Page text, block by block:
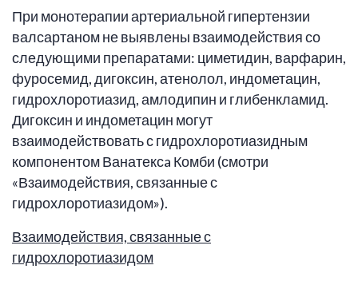
При монотерапии артериальной гипертензии
валсартаном не выявлены взаимодействия со
следующими препаратами: циметидин, варфарин,
фуросемид, дигоксин, атенолол, индометацин,
гидрохлоротиазид, амлодипин и глибенкламид.
Дигоксин и индометацин могут
взаимодействовать с гидрохлоротиазидным
компонентом Ванатексa Комби (смотри
«Взаимодействия, связанные с
гидрохлоротиазидом»).
Взаимодействия, связанные с
гидрохлоротиазидом